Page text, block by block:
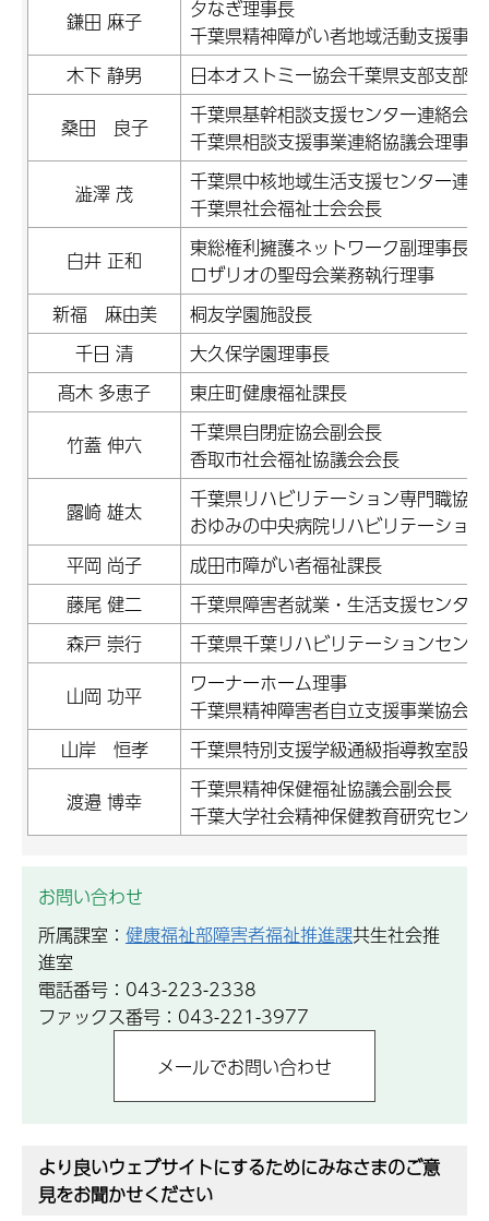
鎌田 麻子
夕なぎ理事長
千葉県精神障がい者地域活動支援事
木下 静男
日本オストミー協会千葉県支部支部長
桑田 良子
千葉県基幹相談支援センター連絡会
千葉県相談支援事業連絡協議会理事
澁澤 茂
千葉県中核地域生活支援センター連
千葉県社会福祉士会会長
白井 正和
東総権利擁護ネットワーク副理事長
ロザリオの聖母会業務執行理事
新福 麻由美
桐友学園施設長
千日 清
大久保学園理事長
髙木 多恵子
東庄町健康福祉課長
竹蓋 伸六
千葉県自閉症協会副会長
香取市社会福祉協議会会長
露崎 雄太
千葉県リハビリテーション専門職協
おゆみの中央病院リハビリテーショ
平岡 尚子
成田市障がい者福祉課長
藤尾 健二
千葉県障害者就業・生活支援センタ
森戸 崇行
千葉県千葉リハビリテーションセン
山岡 功平
ワーナーホーム理事
千葉県精神障害者自立支援事業協会
山岸 恒孝
千葉県特別支援学級通級指導教室設
渡邉 博幸
千葉県精神保健福祉協議会副会長
千葉大学社会精神保健教育研究セン
お問い合わせ
所属課室： 健康福祉部障害者福祉推進課共生社会推
進室
電話番号：043-223-2338
ファックス番号：043-221-3977
より良いウェブサイトにするためにみなさまのご意
見をお聞かせください